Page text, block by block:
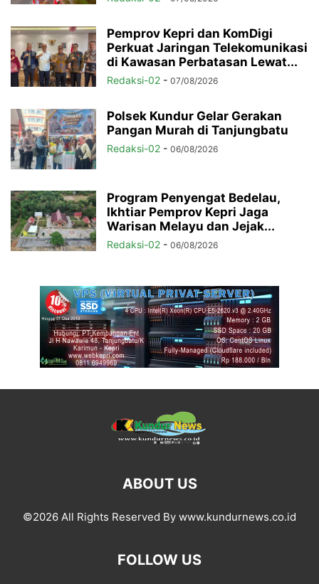
Pemprov Kepri dan KomDigi
Perkuat Jaringan Telekomunikasi
di Kawasan Perbatasan Lewat...
Redaksi-02 - 07/08/2026
Polsek Kundur Gelar Gerakan
Pangan Murah di Tanjungbatu
Redaksi-02 - 06/08/2026
Program Penyengat Bedelau,
Ikhtiar Pemprov Kepri Jaga
Warisan Melayu dan Jejak...
Redaksi-02 - 06/08/2026
ABOUT US
©2026 All Rights Reserved By www.kundurnews.co.id
FOLLOW US